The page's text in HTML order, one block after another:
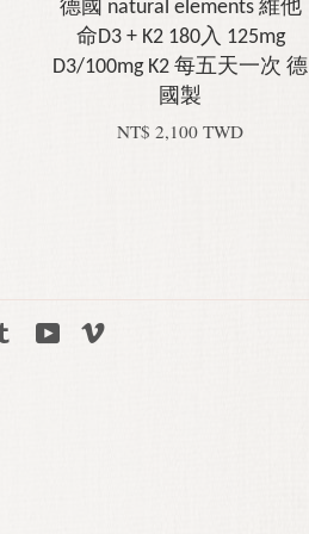
德國 natural elements 維他
命D3 + K2 180入 125mg
D3/100mg K2 每五天一次 德
國製
NT$ 2,100 TWD
Tumblr YouTube